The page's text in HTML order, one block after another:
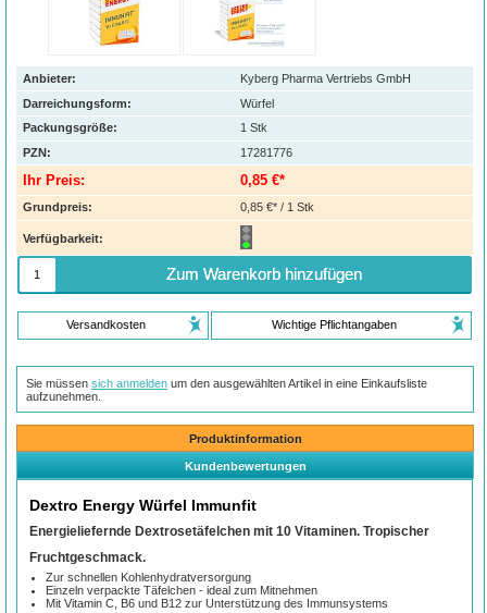
Anbieter:
Kyberg Pharma Vertriebs GmbH
Darreichungsform:
Würfel
Packungsgröße:
1 Stk
PZN: 17281776
Ihr Preis: 0,85 €*
Grundpreis: 0,85 €* / 1 Stk
Verfügbarkeit:
Zum Warenkorb hinzufügen
Versandkosten Wichtige Pflichtangaben
Sie müssensich anmelden um den ausgewählten Artikel in eine Einkaufsliste
aufzunehmen.
Produktinformation
Kundenbewertungen
Dextro Energy Würfel Immunfit
Energieliefernde Dextrosetäfelchen mit 10 Vitaminen. Tropischer
Fruchtgeschmack.
Zur schnellen Kohlenhydratversorgung
Einzeln verpackte Täfelchen - ideal zum Mitnehmen
Mit Vitamin C, B6 und B12 zur Unterstützung des Immunsystems